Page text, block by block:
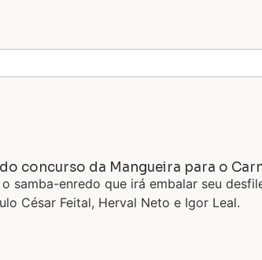
concurso da Mangueira para o
samba-enredo que irá embalar seu
César Feital, Herval Neto e Igor Leal.